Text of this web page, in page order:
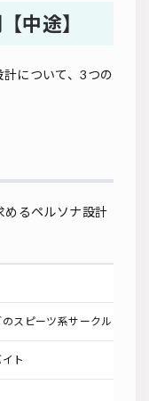
中途】
について、3つの
めるペルソナ設計
スピーツ系サークルに複数
ト